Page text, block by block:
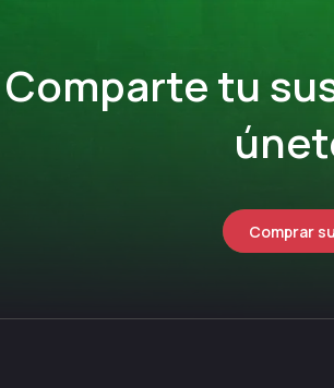
Comparte tu
Comprar